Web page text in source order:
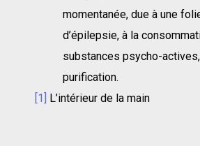
momentanée, due à une
d’épilepsie, à la
substances psycho-
purification.
[1] L’intérieur de la main